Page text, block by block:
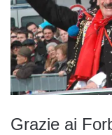
Grazie ai